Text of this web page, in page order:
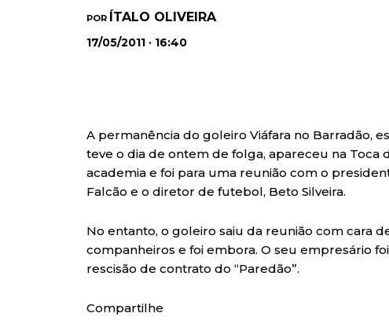
POR ÍTALO OLIVEIRA
17/05/2011 · 16:40
A permanência do goleiro Viáfara no Barradão,
teve o dia de ontem de folga, apareceu na Toca
academia e foi para uma reunião com o
Falcão e o diretor de futebol, Beto Silveira.
No entanto, o goleiro saiu da reunião com cara
companheiros e foi embora. O seu empresário
rescisão de contrato do “Paredão”.
Compartilhe